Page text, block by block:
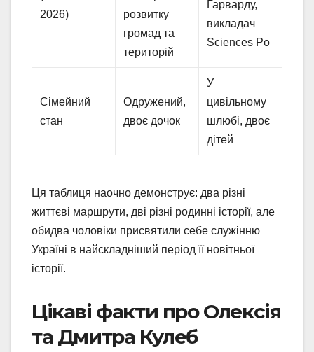
2026)
розвитку
громад та
територій
Гарварду,
викладач
Sciences Po
Сімейний
стан
Одружений,
двоє дочок
У
цивільному
шлюбі, двоє
дітей
Ця таблиця наочно демонструє: два різні
життєві маршрути, дві різні родинні історії, але
обидва чоловіки присвятили себе служінню
Україні в найскладніший період її новітньої
історії.
Цікаві факти про Олексія
та Дмитра Кулеб